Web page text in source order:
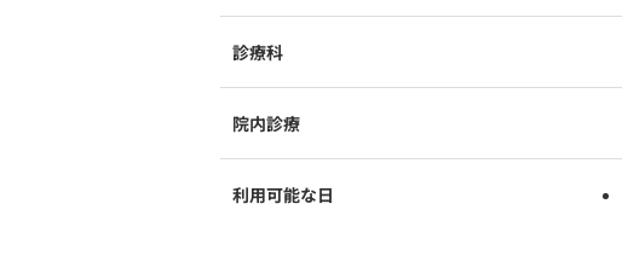
診療科
院内診療
利用可能な日